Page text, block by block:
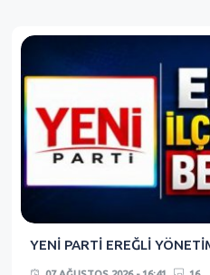
YENİ PARTİ EREĞLİ